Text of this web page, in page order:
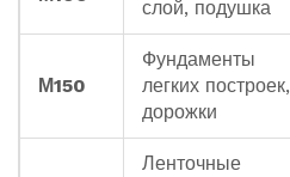
слой, подушка
М150
Фундаменты
легких построек,
дорожки
Ленточные